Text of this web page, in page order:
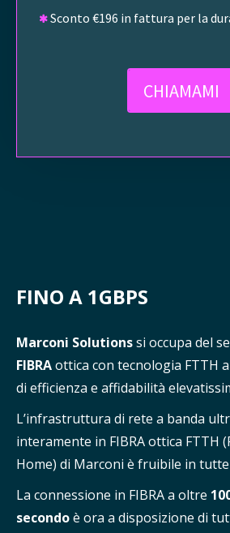
Sconto €196 in fattura per la
CHIAMAMI
FINO A 1GBPS
Marconi Solutionssi occupa del
FIBRAottica con tecnologia FTTH
di efficienza e affidabilità
L’infrastruttura di rete a banda
interamente in FIBRA ottica FTTH
Home) di Marconi è fruibile in
La connessione in FIBRA a oltre
secondoè ora a disposizione di